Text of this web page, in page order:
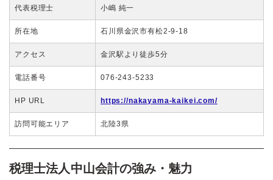
代表税理士 小嶋 純一
所在地 石川県金沢市有松2-9-18
アクセス 金沢駅より徒歩5分
電話番号 076-243-5233
HP URL https://nakayama-kaikei.com/
訪問可能エリア 北陸3県
税理士法人中山会計の強み・魅力